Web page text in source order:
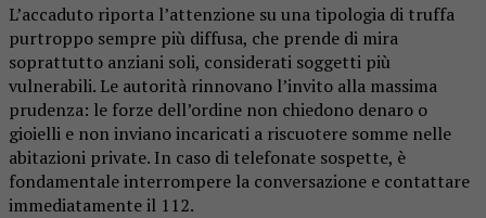
L’accaduto riporta l’attenzione su una tipologia di truffa
purtroppo sempre più diffusa, che prende di mira
soprattutto anziani soli, considerati soggetti più
vulnerabili. Le autorità rinnovano l’invito alla massima
prudenza: le forze dell’ordine non chiedono denaro o
gioielli e non inviano incaricati a riscuotere somme nelle
abitazioni private. In caso di telefonate sospette, è
fondamentale interrompere la conversazione e contattare
immediatamente il 112.